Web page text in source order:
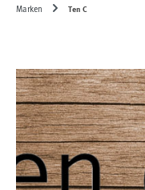
Marken Ten C